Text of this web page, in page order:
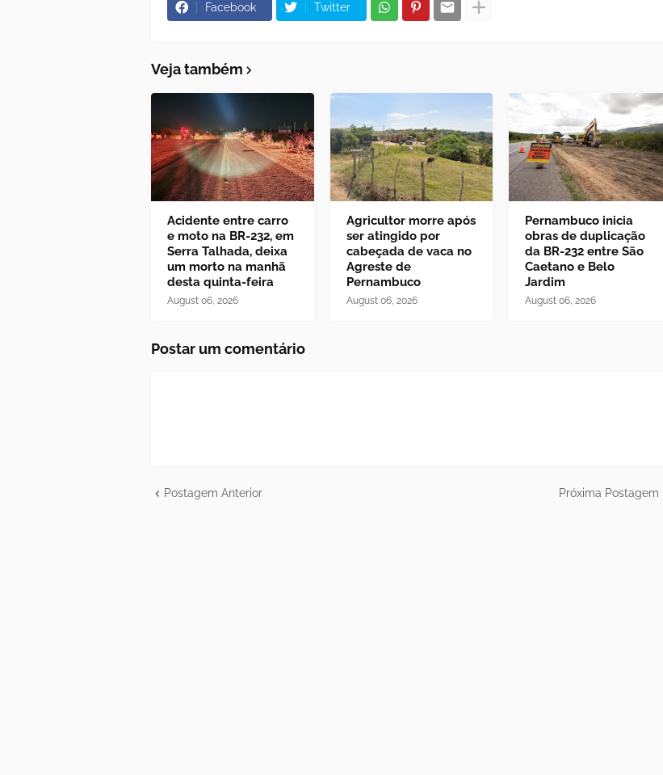
Facebook Twitter
Veja também
Acidente entre carro
e moto na BR-232, em
Serra Talhada, deixa
um morto na manhã
desta quinta-feira
August 06, 2026
Agricultor morre após
ser atingido por
cabeçada de vaca no
Agreste de
Pernambuco
August 06, 2026
Pernambuco inicia
obras de duplicação
da BR-232 entre São
Caetano e Belo
Jardim
August 06, 2026
Postar um comentário
Postagem Anterior Próxima Postagem